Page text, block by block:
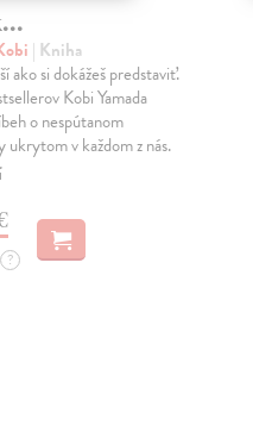
| Kniha
ako si dokážeš predstaviť.
Kobi Yamada
o nespútanom
ukrytom v každom z nás.
?